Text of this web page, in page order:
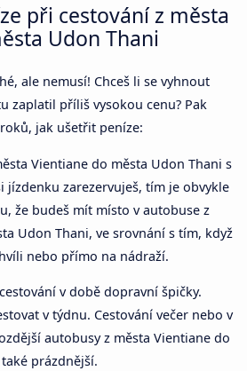
při cestování z města
Udon Thani
ale nemusí! Chceš li se vyhnout
zaplatil příliš vysokou cenu? Pak
jak ušetřit peníze:
Vientiane do města Udon Thani s
jízdenku zarezervuješ, tím je obvykle
že budeš mít místo v autobuse z
Udon Thani, ve srovnání s tím, když
nebo přímo na nádraží.
v době dopravní špičky.
v týdnu. Cestování večer nebo v
autobusy z města Vientiane do
prázdnější.